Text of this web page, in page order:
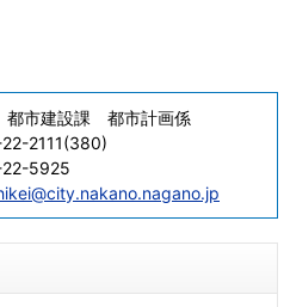
市建設課 都市計画係
2111(380)
5925